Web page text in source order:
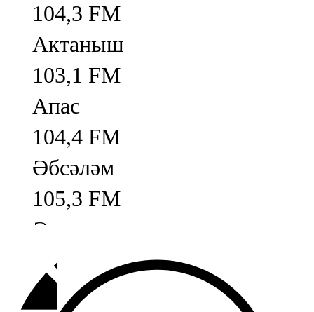
104,3 FM
Актаныш
103,1 FM
Апас
104,4 FM
Әбсәләм
105,3 FM
Әлмәт
92,9 FM
Базарлы матак